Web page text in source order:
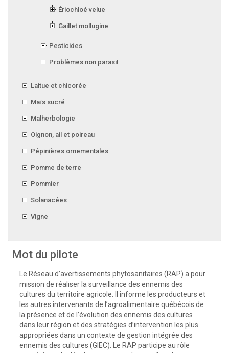
Ériochloé velue
Gaillet mollugine
Pesticides
Problèmes non parasitaires
Laitue et chicorée
Maïs sucré
Malherbologie
Oignon, ail et poireau
Pépinières ornementales
Pomme de terre
Pommier
Solanacées
Vigne
Mot du pilote
Le Réseau d’avertissements phytosanitaires (RAP) a pour
mission de réaliser la surveillance des ennemis des
cultures du territoire agricole. Il informe les producteurs et
les autres intervenants de l’agroalimentaire québécois de
la présence et de l’évolution des ennemis des cultures
dans leur région et des stratégies d’intervention les plus
appropriées dans un contexte de gestion intégrée des
ennemis des cultures (GIEC). Le RAP participe au rôle